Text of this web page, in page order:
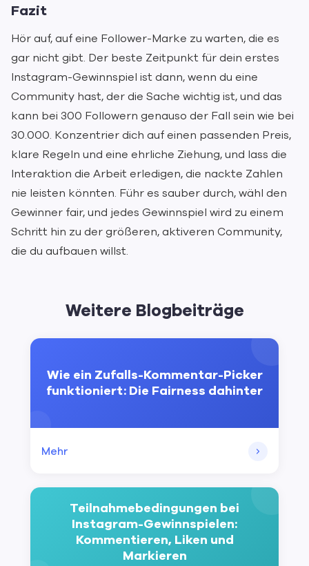
Fazit
Hör auf, auf eine Follower-Marke zu warten, die es
gar nicht gibt. Der beste Zeitpunkt für dein erstes
Instagram-Gewinnspiel ist dann, wenn du eine
Community hast, der die Sache wichtig ist, und das
kann bei 300 Followern genauso der Fall sein wie bei
30.000. Konzentrier dich auf einen passenden Preis,
klare Regeln und eine ehrliche Ziehung, und lass die
Interaktion die Arbeit erledigen, die nackte Zahlen
nie leisten könnten. Führ es sauber durch, wähl den
Gewinner fair, und jedes Gewinnspiel wird zu einem
Schritt hin zu der größeren, aktiveren Community,
die du aufbauen willst.
Weitere Blogbeiträge
Wie ein Zufalls-Kommentar-Picker
funktioniert: Die Fairness dahinter
Mehr
Teilnahmebedingungen bei
Instagram-Gewinnspielen:
Kommentieren, Liken und
Markieren